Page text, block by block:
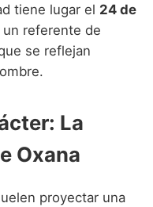
tiene lugar el 24 de
referente de
se reflejan
La
Oxana
proyectar una